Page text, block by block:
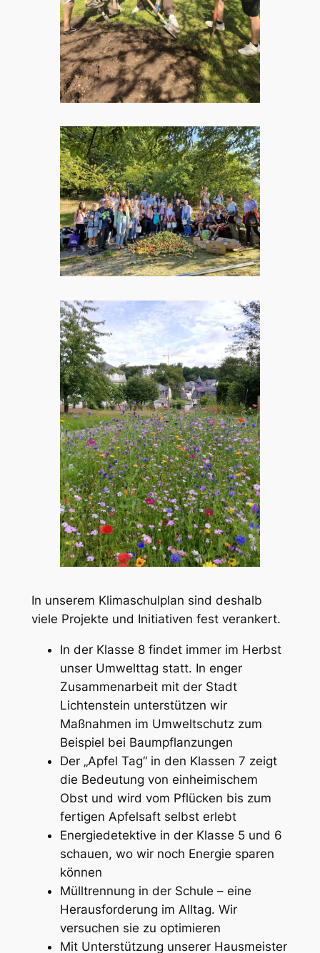
In unserem Klimaschulplan sind deshalb
viele Projekte und Initiativen fest verankert.
In der Klasse 8 findet immer im Herbst
unser Umwelttag statt. In enger
Zusammenarbeit mit der Stadt
Lichtenstein unterstützen wir
Maßnahmen im Umweltschutz zum
Beispiel bei Baumpflanzungen
Der „Apfel Tag“ in den Klassen 7 zeigt
die Bedeutung von einheimischem
Obst und wird vom Pflücken bis zum
fertigen Apfelsaft selbst erlebt
Energiedetektive in der Klasse 5 und 6
schauen, wo wir noch Energie sparen
können
Mülltrennung in der Schule – eine
Herausforderung im Alltag. Wir
versuchen sie zu optimieren
Mit Unterstützung unserer Hausmeister